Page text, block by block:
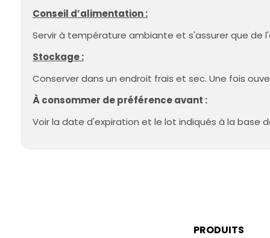
Conseil d’alimentation :
Servir à température ambiante et s'assurer que de
Stockage :
Conserver dans un endroit frais et sec. Une fois
À consommer de préférence avant :
Voir la date d'expiration et le lot indiqués à la base
PRODUITS